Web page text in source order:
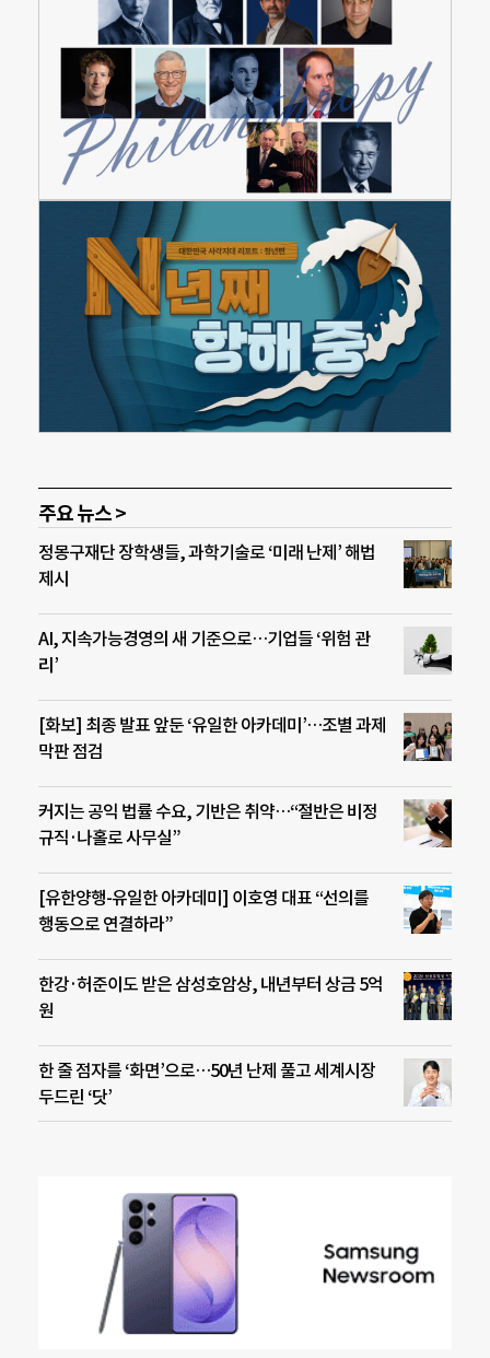
주요 뉴스 >
정몽구재단 장학생들, 과학기술로 ‘미래 난제’ 해법
제시
AI, 지속가능경영의 새 기준으로…기업들 ‘위험 관
리’
[화보] 최종 발표 앞둔 ‘유일한 아카데미’…조별 과제
막판 점검
커지는 공익 법률 수요, 기반은 취약…“절반은 비정
규직·나홀로 사무실”
[유한양행-유일한 아카데미] 이호영 대표 “선의를
행동으로 연결하라”
한강·허준이도 받은 삼성호암상, 내년부터 상금 5억
원
한 줄 점자를 ‘화면’으로…50년 난제 풀고 세계시장
두드린 ‘닷’